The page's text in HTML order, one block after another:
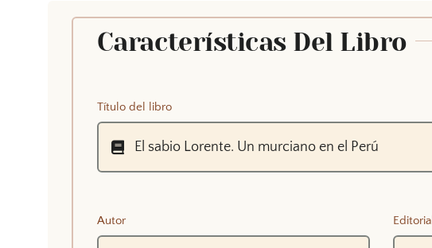
Características Del Libro
Título del libro
Autor Editorial